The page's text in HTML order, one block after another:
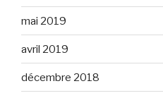
mai 2019
avril 2019
décembre 2018